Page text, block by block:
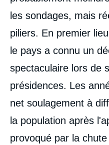
les sondages, mais
piliers. En premier
le pays a connu un
spectaculaire lors de
présidences. Les
net soulagement à
la population après
provoqué par la